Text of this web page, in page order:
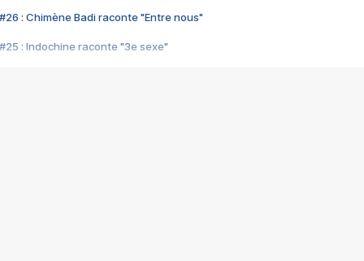
#26 : Chimène Badi raconte "Entre nous"
#25 : Indochine raconte "3e sexe"